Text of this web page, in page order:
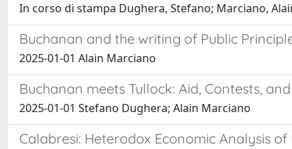
In corso di stampa Dughera, Stefano; Marciano,
Buchanan and the writing of Public
2025-01-01 Alain Marciano
Buchanan meets Tullock: Aid, Contests,
2025-01-01 Stefano Dughera; Alain Marciano
Calabresi: Heterodox Economic Analysis of